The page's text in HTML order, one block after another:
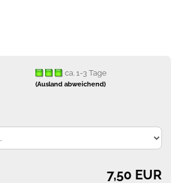
ca. 1-3 Tage
(Ausland abweichend)
7,50 EUR